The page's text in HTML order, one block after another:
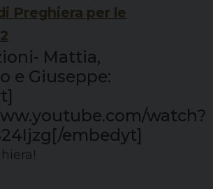
Preghiera per le
Mattia,
e Giuseppe:
watch?
embedyt]